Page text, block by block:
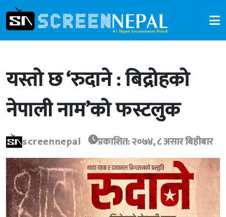
यस्तो छ ‘रुदाने : बिद्रोहको
नेपाली नाम’को फस्टलुक
screennepal प्रकाशित: २०७४, ८ असार बिहीबार